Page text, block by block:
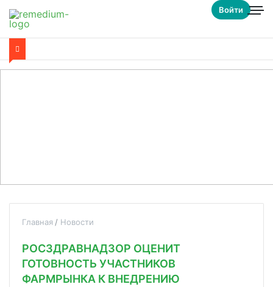
Войти
Главная Новости
РОСЗДРАВНАДЗОР ОЦЕНИТ
ГОТОВНОСТЬ УЧАСТНИКОВ
ФАРМРЫНКА К ВНЕДРЕНИЮ